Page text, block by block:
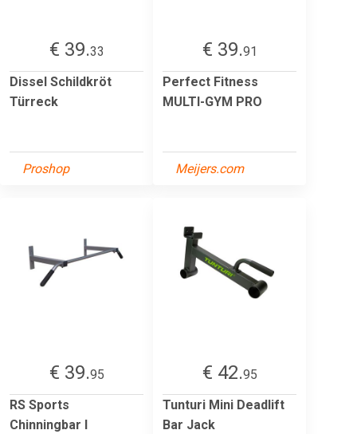
€ 39.33
Dissel Schildkröt
Türreck
Proshop
€ 39.91
Perfect Fitness
MULTI-GYM PRO
Meijers.com
€ 39.95
RS Sports
Chinningbar l
€ 42.95
Tunturi Mini Deadlift
Bar Jack